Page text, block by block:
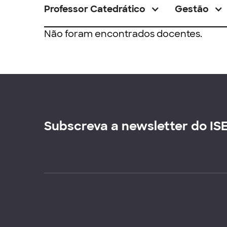
Professor Catedrático Gestão
Não foram encontrados docentes.
Subscreva a newsletter do